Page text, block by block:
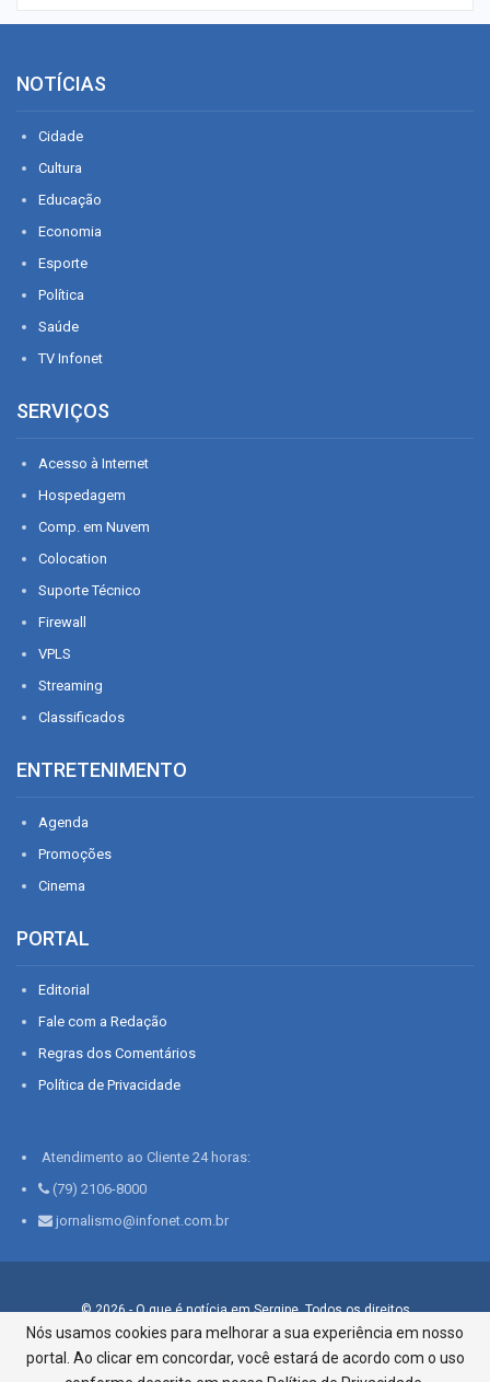
NOTÍCIAS
Cidade
Cultura
Educação
Economia
Esporte
Política
Saúde
TV Infonet
SERVIÇOS
Acesso à Internet
Hospedagem
Comp. em Nuvem
Colocation
Suporte Técnico
Firewall
VPLS
Streaming
Classificados
ENTRETENIMENTO
Agenda
Promoções
Cinema
PORTAL
Editorial
Fale com a Redação
Regras dos Comentários
Política de Privacidade
Atendimento ao Cliente 24 horas:
(79) 2106-8000
jornalismo@infonet.com.br
© 2026 - O que é notícia em Sergipe. Todos os direitos
reservados.
Infonet - Rua Monsenhor Silveira 276, Bairro São José |
Nós usamos cookies para melhorar a sua experiência em nosso
portal. Ao clicar em concordar, você estará de acordo com o uso